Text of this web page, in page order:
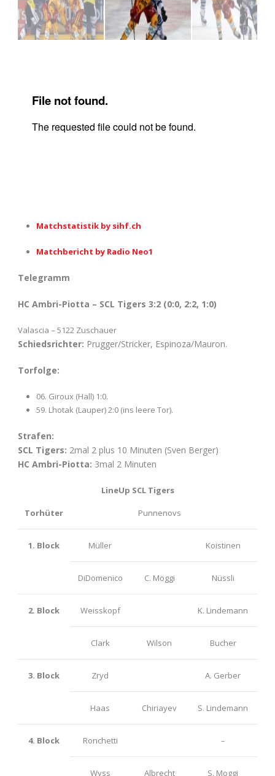
Matchstatistik by sihf.ch
Matchbericht by Radio Neo1
Telegramm
HC Ambri-Piotta – SCL Tigers 3:2 (0:0, 2:2, 1:0)
Valascia – 5122 Zuschauer
Schiedsrichter: Prugger/Stricker, Espinoza/Mauron.
Torfolge:
06. Giroux (Hall) 1:0.
59. Lhotak (Lauper) 2:0 (ins leere Tor).
Strafen:
SCL Tigers: 2mal 2 plus 10 Minuten (Sven Berger)
HC Ambri-Piotta: 3mal 2 Minuten
LineUp SCL Tigers
Torhüter Punnenovs
1. Block Müller Koistinen
DiDomenico C. Moggi Nüssli
2. Block Weisskopf K. Lindemann
Clark Wilson Bucher
3. Block Zryd A. Gerber
Haas Chiriayev S. Lindemann
4. Block Ronchetti –
Wyss Albrecht S. Moggi